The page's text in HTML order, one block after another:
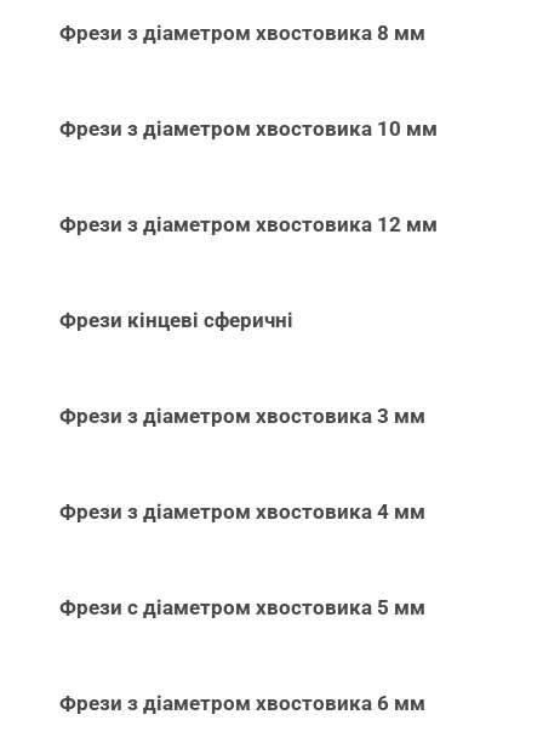
Фрези з діаметром хвостовика 8 мм
Фрези з діаметром хвостовика 10 мм
Фрези з діаметром хвостовика 12 мм
Фрези кінцеві сферичні
Фрези з діаметром хвостовика 3 мм
Фрези з діаметром хвостовика 4 мм
Фрези с діаметром хвостовика 5 мм
Фрези з діаметром хвостовика 6 мм